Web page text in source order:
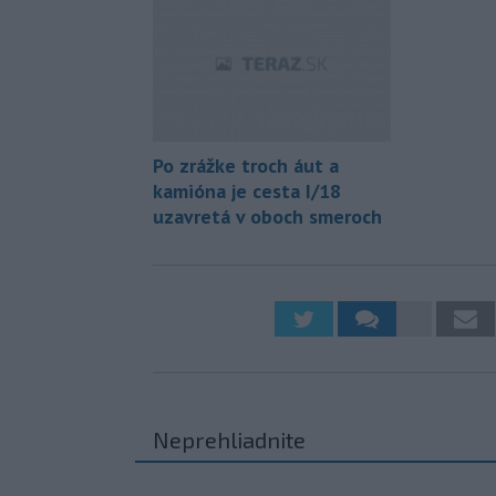
Po zrážke troch áut a
kamióna je cesta I/18
uzavretá v oboch smeroch
Neprehliadnite